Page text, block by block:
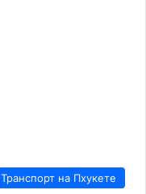
Транспорт на Пхукете